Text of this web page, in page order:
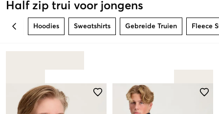
Half zip trui voor jongens
BACK Hoodies Sweatshirts Gebreide Truien Fleece